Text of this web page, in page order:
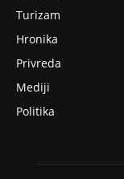
Turizam
Hronika
Privreda
Mediji
Politika